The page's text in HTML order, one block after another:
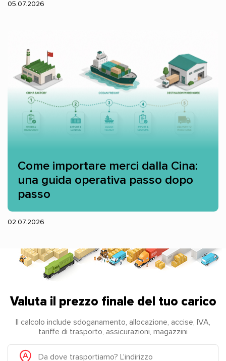
05.07.2026
Come importare merci dalla Cina:
una guida operativa passo dopo
passo
02.07.2026
Valuta il prezzo finale del tuo carico
Il calcolo include sdoganamento, allocazione, accise, IVA,
tariffe di trasporto, assicurazioni, magazzini